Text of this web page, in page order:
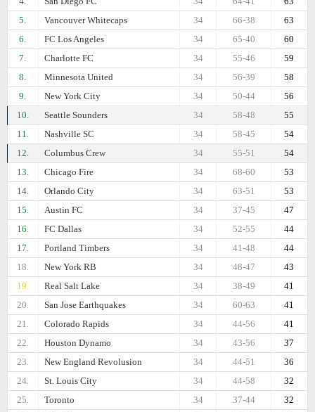
5.
Vancouver Whitecaps 63
66-38
34
6.
FC Los Angeles 60
65-40
34
7.
Charlotte FC 59
55-46
34
8.
Minnesota United 58
56-39
34
9.
New York City 56
50-44
34
10.
Seattle Sounders 55
58-48
34
11.
Nashville SC 54
58-45
34
12.
Columbus Crew 54
55-51
34
13.
Chicago Fire 53
68-60
34
14.
Orlando City 53
63-51
34
15.
Austin FC 47
37-45
34
16.
FC Dallas 44
52-55
34
17.
Portland Timbers 44
41-48
34
18.
New York RB 43
48-47
34
19.
Real Salt Lake 41
38-49
34
20.
San Jose Earthquakes 41
60-63
34
21.
Colorado Rapids 41
44-56
34
22.
Houston Dynamo 37
43-56
34
23.
New England Revolusion 36
44-51
34
24.
St. Louis City 32
44-58
34
25.
Toronto 32
37-44
34